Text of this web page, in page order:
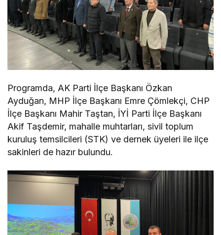
Programda, AK Parti İlçe Başkanı Özkan
Ayduğan, MHP İlçe Başkanı Emre Çömlekçi, CHP
İlçe Başkanı Mahir Taştan, İYİ Parti İlçe Başkanı
Akif Taşdemir, mahalle muhtarları, sivil toplum
kuruluş temsilcileri (STK) ve dernek üyeleri ile ilçe
sakinleri de hazır bulundu.